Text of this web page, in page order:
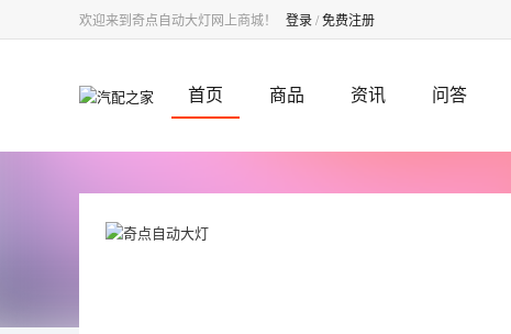
欢迎来到奇点自动大灯网上商城！ 登录/免费注册
首页 商品 资讯 问答